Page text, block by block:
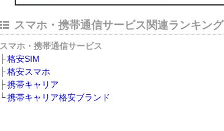
スマホ・携帯通信サービス関連ランキング
スマホ・携帯通信サービス
格安SIM
格安スマホ
携帯キャリア
携帯キャリア格安ブランド